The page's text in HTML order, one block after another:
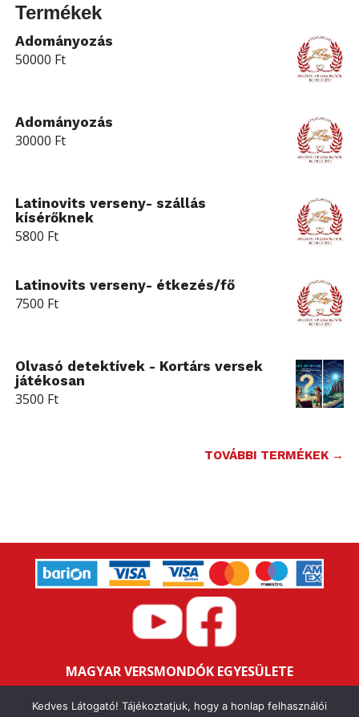
Termékek
Adományozás
50000 Ft
Adományozás
30000 Ft
Latinovits verseny- szállás
kísérőknek
5800 Ft
Latinovits verseny- étkezés/fő
7500 Ft
Olvasó detektívek - Kortárs versek
játékosan
3500 Ft
TOVÁBBI TERMÉKEK →
MAGYAR VERSMONDÓK EGYESÜLETE
Bankszámlaszám: 16200106-11646259
Kedves Látogató! Tájékoztatjuk, hogy a honlap felhasználói